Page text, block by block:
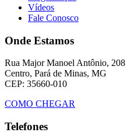
Vídeos
Fale Conosco
Onde Estamos
Rua Major Manoel Antônio, 208
Centro, Pará de Minas, MG
CEP: 35660-010
COMO CHEGAR
Telefones